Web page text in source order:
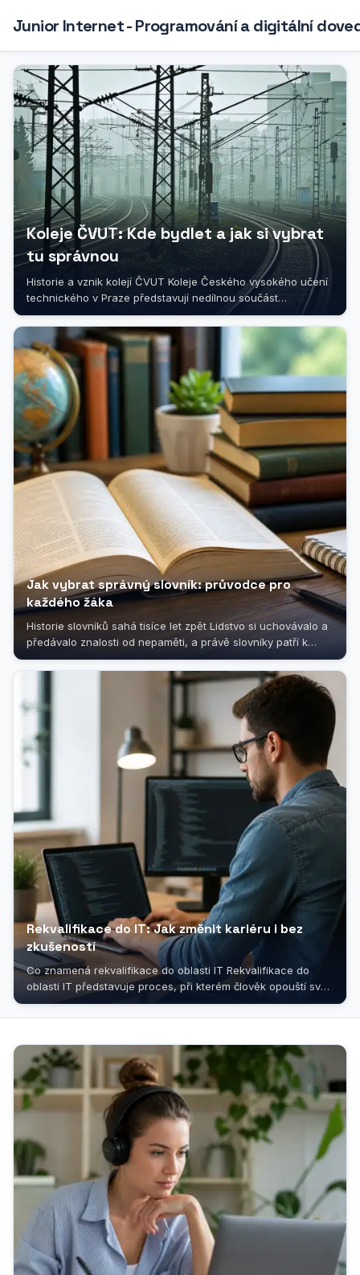
Junior Internet - Programování a digitální
Koleje ČVUT: Kde bydlet a jak si vybrat
tu správnou
Historie a vznik kolejí ČVUT Koleje Českého vysokého učení
technického v Praze představují nedílnou součást
akademického života této...
Jak vybrat správný slovník: průvodce pro
každého žáka
Historie slovníků sahá tisíce let zpět Lidstvo si uchovávalo a
předávalo znalosti od nepaměti, a právě slovníky patří k
nejstarším...
Rekvalifikace do IT: Jak změnit kariéru i bez
zkušeností
Co znamená rekvalifikace do oblasti IT Rekvalifikace do
oblasti IT představuje proces, při kterém člověk opouští svůj
dosavadní profesní...